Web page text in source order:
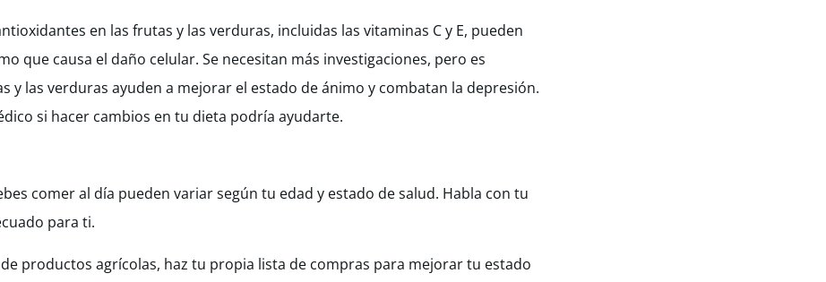
en las frutas y las verduras, incluidas las vitaminas C y E, pueden
que causa el daño celular. Se necesitan más investigaciones, pero es
y las verduras ayuden a mejorar el estado de ánimo y combatan la depresión.
si hacer cambios en tu dieta podría ayudarte.
comer al día pueden variar según tu edad y estado de salud. Habla con tu
para ti.
productos agrícolas, haz tu propia lista de compras para mejorar tu estado